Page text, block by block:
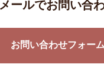
メールでお問い合
お問い合わせフォーム